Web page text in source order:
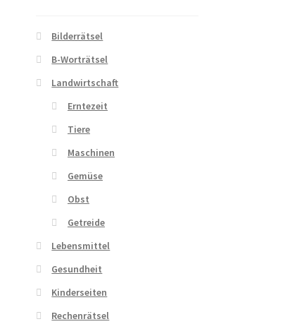
Bilderrätsel
B-Worträtsel
Landwirtschaft
Erntezeit
Tiere
Maschinen
Gemüse
Obst
Getreide
Lebensmittel
Gesundheit
Kinderseiten
Rechenrätsel